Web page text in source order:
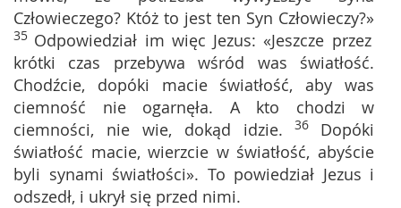
Człowieczego? Któż to jest ten Syn Człowieczy?»
35 Odpowiedział im więc Jezus: «Jeszcze przez
krótki czas przebywa wśród was światłość.
Chodźcie, dopóki macie światłość, aby was
ciemność nie ogarnęła. A kto chodzi w
ciemności, nie wie, dokąd idzie. 36 Dopóki
światłość macie, wierzcie w światłość, abyście
byli synami światłości». To powiedział Jezus i
odszedł, i ukrył się przed nimi.